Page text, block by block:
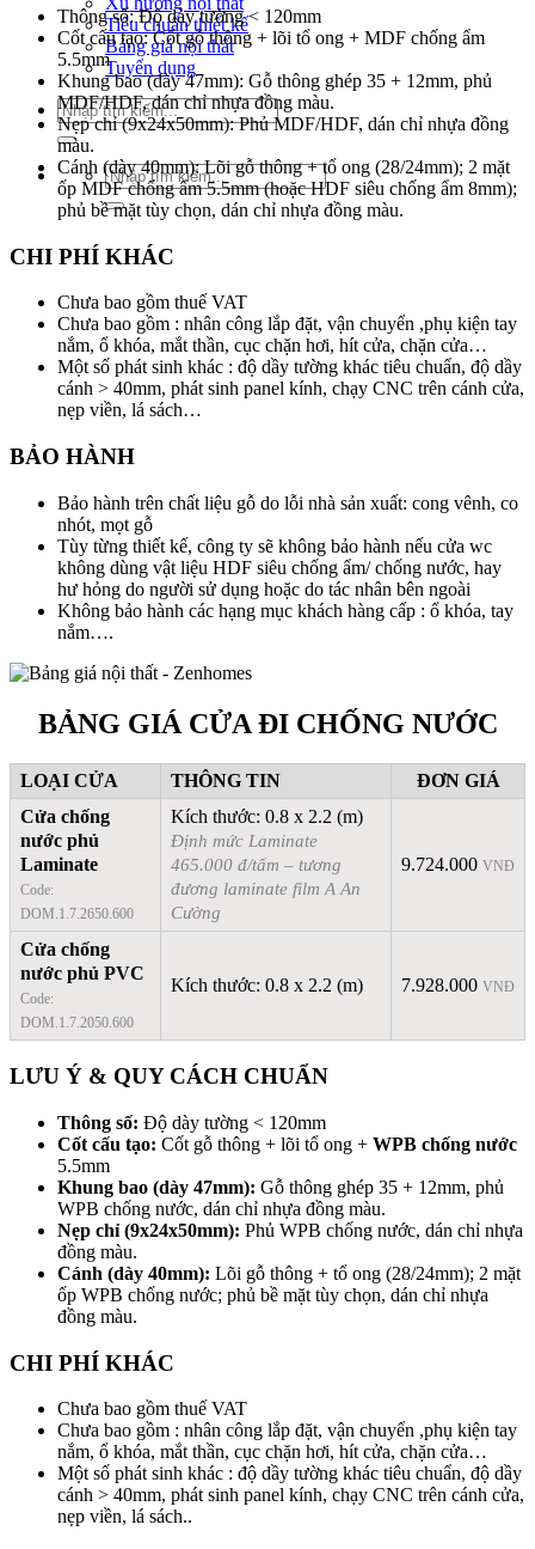
Tiêu chuẩn thiết kế
Bảng giá nội thất
Tuyển dụng
Tìm
kiếm:
Tìm
kiếm:
Thông số: Độ dày tường < 120mm
Cốt cấu tạo: Cốt gỗ thông + lõi tổ ong + MDF chống ẩm
5.5mm
Khung bao (dày 47mm): Gỗ thông ghép 35 + 12mm, phủ
MDF/HDF, dán chỉ nhựa đồng màu.
Nẹp chỉ (9x24x50mm): Phủ MDF/HDF, dán chỉ nhựa đồng
màu.
Cánh (dày 40mm): Lõi gỗ thông + tổ ong (28/24mm); 2 mặt
ốp MDF chống ẩm 5.5mm (hoặc HDF siêu chống ẩm 8mm);
phủ bề mặt tùy chọn, dán chỉ nhựa đồng màu.
CHI PHÍ KHÁC
Chưa bao gồm thuế VAT
Chưa bao gồm : nhân công lắp đặt, vận chuyển ,phụ kiện tay
nắm, ổ khóa, mắt thần, cục chặn hơi, hít cửa, chặn cửa…
Một số phát sinh khác : độ dầy tường khác tiêu chuẩn, độ dầy
cánh > 40mm, phát sinh panel kính, chạy CNC trên cánh cửa,
nẹp viền, lá sách…
BẢO HÀNH
Bảo hành trên chất liệu gỗ do lỗi nhà sản xuất: cong vênh, co
nhót, mọt gỗ
Tùy từng thiết kế, công ty sẽ không bảo hành nếu cửa wc
không dùng vật liệu HDF siêu chống ẩm/ chống nước, hay
hư hỏng do người sử dụng hoặc do tác nhân bên ngoài
Không bảo hành các hạng mục khách hàng cấp : ổ khóa, tay
nắm….
BẢNG GIÁ CỬA ĐI CHỐNG NƯỚC
LOẠI CỬA THÔNG TIN
ĐƠN GIÁ
Cửa chống
nước phủ
Laminate
Code:
DOM.1.7.2650.600
Kích thước: 0.8 x 2.2 (m)
Định mức Laminate
465.000 đ/tấm – tương
đương laminate film A An
Cường
9.724.000 VNĐ
Cửa chống
nước phủ PVC
Code:
DOM.1.7.2050.600
Kích thước: 0.8 x 2.2 (m) 7.928.000 VNĐ
LƯU Ý & QUY CÁCH CHUẨN
Thông số: Độ dày tường < 120mm
Cốt cấu tạo: Cốt gỗ thông + lõi tổ ong + WPB chống nước
5.5mm
Khung bao (dày 47mm): Gỗ thông ghép 35 + 12mm, phủ
WPB chống nước, dán chỉ nhựa đồng màu.
Nẹp chỉ (9x24x50mm): Phủ WPB chống nước, dán chỉ nhựa
đồng màu.
Cánh (dày 40mm): Lõi gỗ thông + tổ ong (28/24mm); 2 mặt
ốp WPB chống nước; phủ bề mặt tùy chọn, dán chỉ nhựa
đồng màu.
CHI PHÍ KHÁC
Chưa bao gồm thuế VAT
Chưa bao gồm : nhân công lắp đặt, vận chuyển ,phụ kiện tay
nắm, ổ khóa, mắt thần, cục chặn hơi, hít cửa, chặn cửa…
Một số phát sinh khác : độ dầy tường khác tiêu chuẩn, độ dầy
cánh > 40mm, phát sinh panel kính, chạy CNC trên cánh cửa,
nẹp viền, lá sách..